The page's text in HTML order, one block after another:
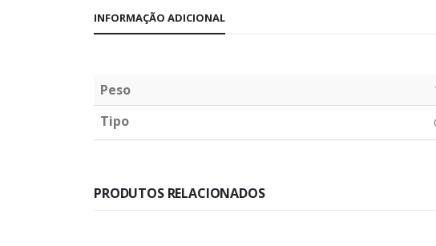
INFORMAÇÃO ADICIONAL
Peso
Tipo
PRODUTOS RELACIONADOS